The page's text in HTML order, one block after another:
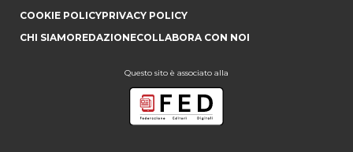
COOKIE POLICYPRIVACY POLICY
CHI SIAMOREDAZIONECOLLABORA CON NOI
Questo sito è associato alla